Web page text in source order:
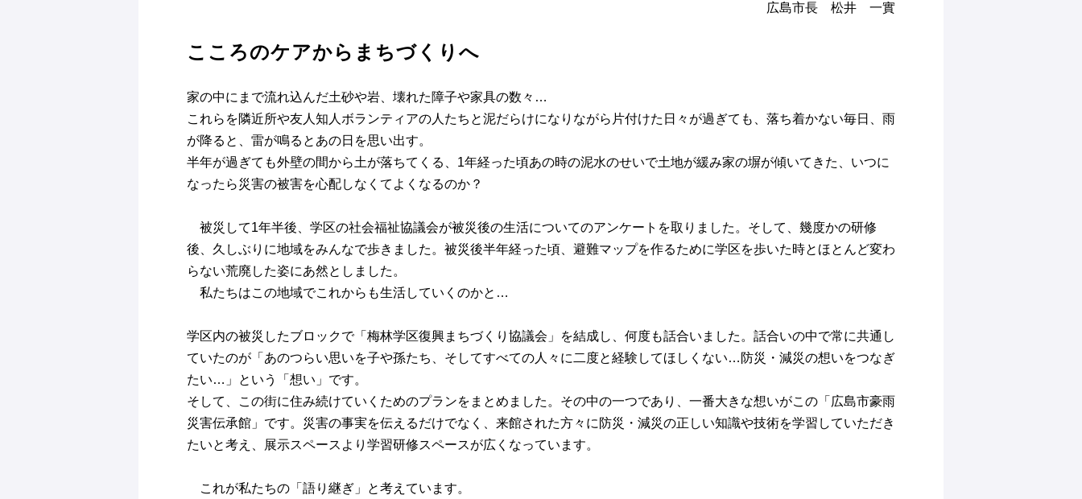
広島市長 松井 一實
こころのケアからまちづくりへ
家の中にまで流れ込んだ土砂や岩、壊れた障子や家具の数々…
これらを隣近所や友人知人ボランティアの人たちと泥だらけになりながら片付けた日々が過ぎても、落ち着かない毎日、雨
が降ると、雷が鳴るとあの日を思い出す。
半年が過ぎても外壁の間から土が落ちてくる、1年経った頃あの時の泥水のせいで土地が緩み家の塀が傾いてきた、いつに
なったら災害の被害を心配しなくてよくなるのか？
被災して1年半後、学区の社会福祉協議会が被災後の生活についてのアンケートを取りました。そして、幾度かの研修
後、久しぶりに地域をみんなで歩きました。被災後半年経った頃、避難マップを作るために学区を歩いた時とほとんど変わ
らない荒廃した姿にあ然としました。
私たちはこの地域でこれからも生活していくのかと…
学区内の被災したブロックで「梅林学区復興まちづくり協議会」を結成し、何度も話合いました。話合いの中で常に共通し
ていたのが「あのつらい思いを子や孫たち、そしてすべての人々に二度と経験してほしくない…防災・減災の想いをつなぎ
たい…」という「想い」です。
そして、この街に住み続けていくためのプランをまとめました。その中の一つであり、一番大きな想いがこの「広島市豪雨
災害伝承館」です。災害の事実を伝えるだけでなく、来館された方々に防災・減災の正しい知識や技術を学習していただき
たいと考え、展示スペースより学習研修スペースが広くなっています。
これが私たちの「語り継ぎ」と考えています。